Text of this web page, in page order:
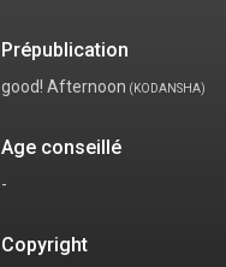
Prépublication
good! Afternoon (KODANSHA)
Age conseillé
-
Copyright